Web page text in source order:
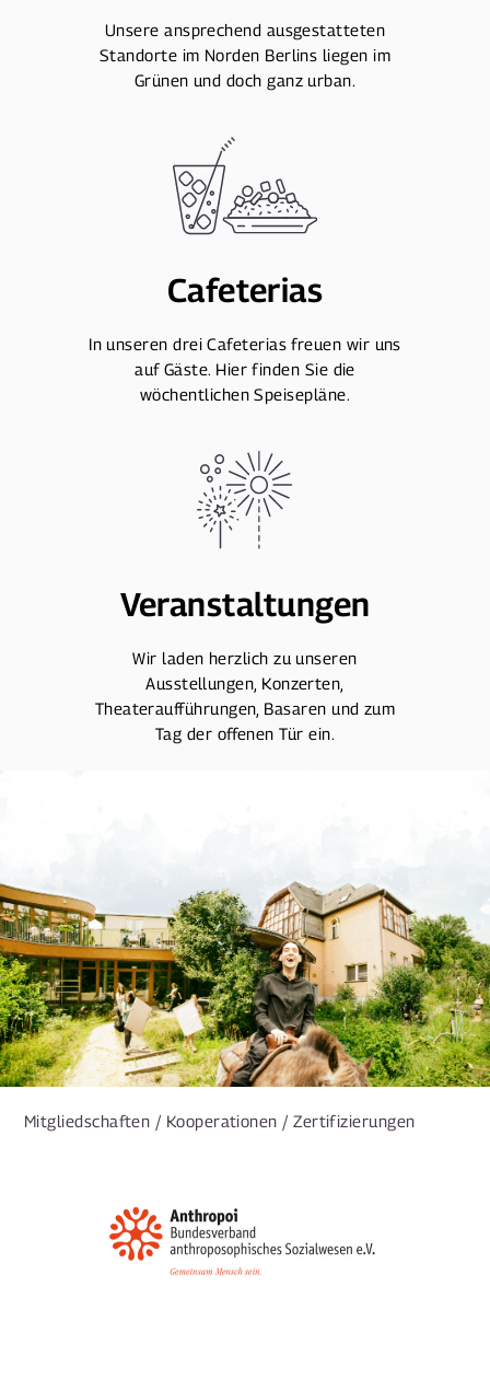
Unsere ansprechend ausgestatteten
Standorte im Norden Berlins liegen im
Grünen und doch ganz urban.
Cafeterias
In unseren drei Cafeterias freuen wir uns
auf Gäste. Hier finden Sie die
wöchentlichen Speisepläne.
Veranstaltungen
Wir laden herzlich zu unseren
Ausstellungen, Konzerten,
Theateraufführungen, Basaren und zum
Tag der offenen Tür ein.
Mitgliedschaften / Kooperationen / Zertifizierungen